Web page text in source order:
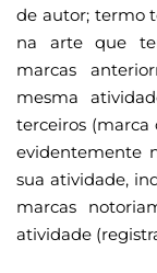
de autor; termo
na arte que
marcas
mesma
terceiros
evidentemente
sua atividade,
marcas
atividade